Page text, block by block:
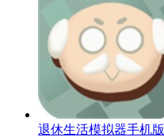
退休生活模拟器手机版